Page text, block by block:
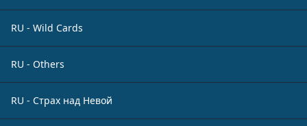
RU - Wild Cards
RU - Others
RU - Страх над Невой